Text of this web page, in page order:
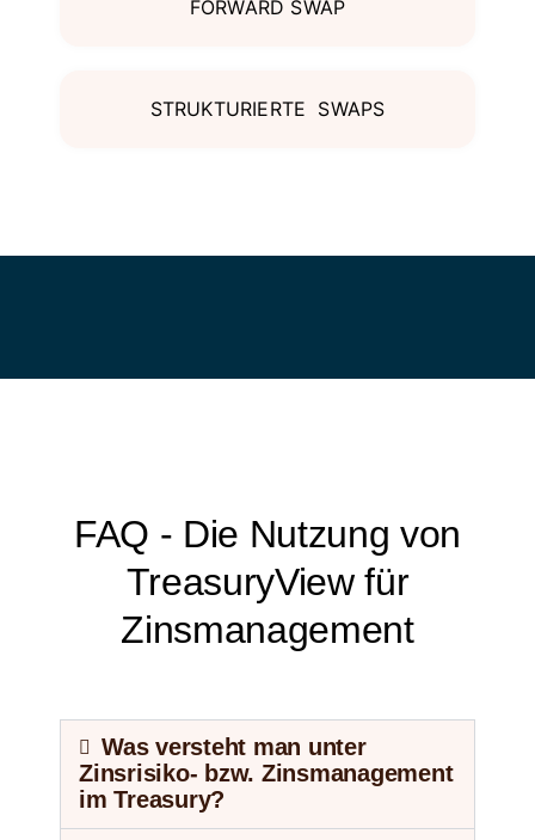
FORWARD SWAP
STRUKTURIERTE SWAPS
FAQ - Die Nutzung von
TreasuryView für
Zinsmanagement
Was versteht man unter
Zinsrisiko- bzw. Zinsmanagement
im Treasury?